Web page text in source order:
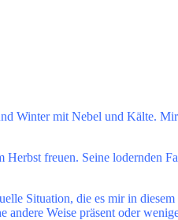
Winter mit Nebel und Kälte.
freuen. Seine lodernden
Situation, die es mir in
andere Weise präsent oder